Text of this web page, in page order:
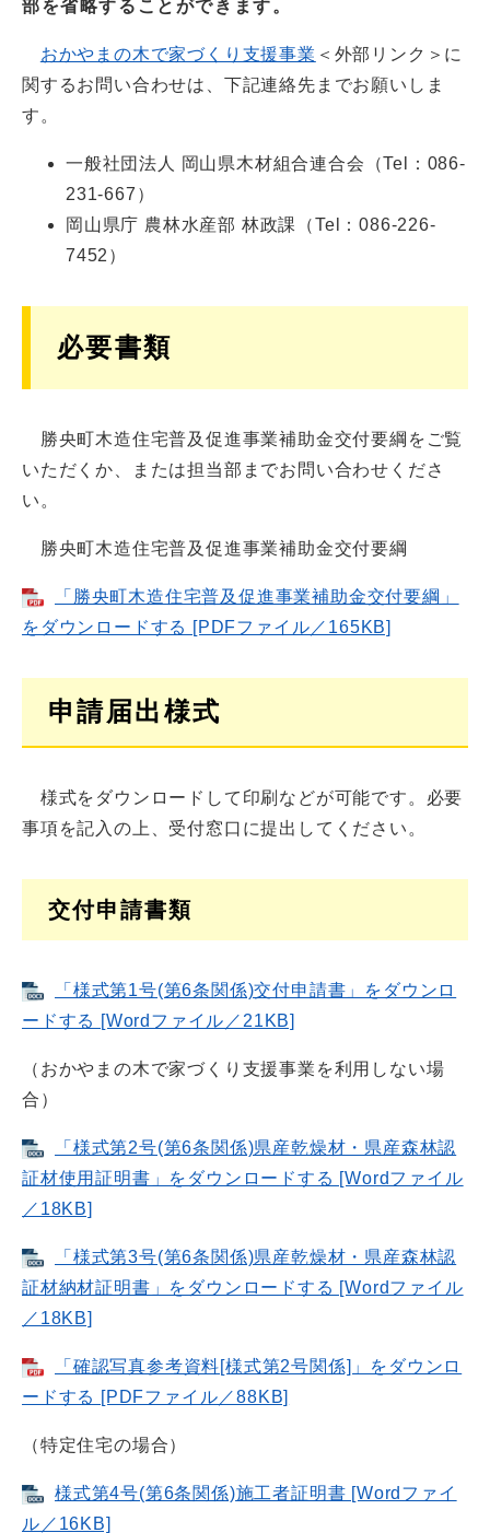
部を省略することができます。
おかやまの木で家づくり支援事業 ＜外部リンク＞ に
関するお問い合わせは、下記連絡先までお願いしま
す。
一般社団法人 岡山県木材組合連合会（Tel：086-
231-667）
岡山県庁 農林水産部 林政課（Tel：086-226-
7452）
必要書類
勝央町木造住宅普及促進事業補助金交付要綱をご覧
いただくか、または担当部までお問い合わせくださ
い。
勝央町木造住宅普及促進事業補助金交付要綱
「勝央町木造住宅普及促進事業補助金交付要綱」
をダウンロードする [PDFファイル／165KB]
申請届出様式
様式をダウンロードして印刷などが可能です。必要
事項を記入の上、受付窓口に提出してください。
交付申請書類
「様式第1号(第6条関係)交付申請書」をダウンロ
ードする [Wordファイル／21KB]
（おかやまの木で家づくり支援事業を利用しない場
合）
「様式第2号(第6条関係)県産乾燥材・県産森林認
証材使用証明書」をダウンロードする [Wordファイル
／18KB]
「様式第3号(第6条関係)県産乾燥材・県産森林認
証材納材証明書」をダウンロードする [Wordファイル
／18KB]
「確認写真参考資料[様式第2号関係]」をダウンロ
ードする [PDFファイル／88KB]
（特定住宅の場合）
様式第4号(第6条関係)施工者証明書 [Wordファイ
ル／16KB]